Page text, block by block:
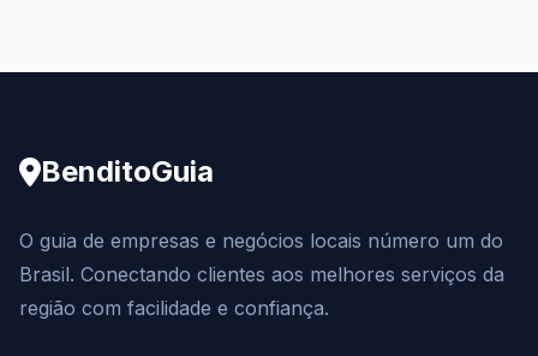
BenditoGuia
O guia de empresas e negócios locais número um do
Brasil. Conectando clientes aos melhores serviços da
região com facilidade e confiança.